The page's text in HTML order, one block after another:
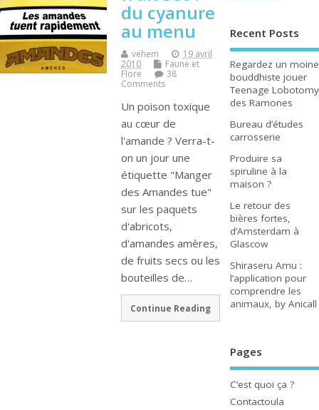
du cyanure
au menu
vehem
19 avril
2010
Faune et
Flore
38
Comments
Un poison toxique
au cœur de
l'amande ? Verra-t-
on un jour une
étiquette "Manger
des Amandes tue"
sur les paquets
d'abricots,
d'amandes amères,
de fruits secs ou les
bouteilles de…
Continue Reading
Recent Posts
Regardez un moine
bouddhiste jouer
Teenage Lobotomy
des Ramones
Bureau d’études
carrosserie
Produire sa
spiruline à la
maison ?
Le retour des
bières fortes,
d’Amsterdam à
Glascow
Shiraseru Amu :
l’application pour
comprendre les
animaux, by Anicall
Pages
C’est quoi ça ?
Contactoula